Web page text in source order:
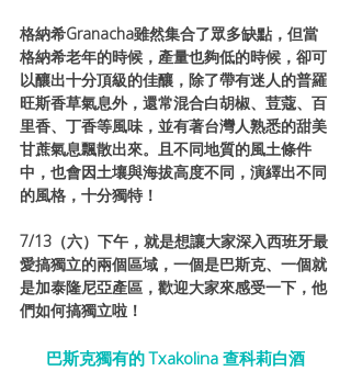
格納希Granacha雖然集合了眾多缺點，但當
格納希老年的時候，產量也夠低的時候，卻可
以釀出十分頂級的佳釀，除了帶有迷人的普羅
旺斯香草氣息外，還常混合白胡椒、荳蔻、百
里香、丁香等風味，並有著台灣人熟悉的甜美
甘蔗氣息飄散出來。且不同地質的風土條件
中，也會因土壤與海拔高度不同，演繹出不同
的風格，十分獨特！
7/13（六）下午，就是想讓大家深入西班牙最
愛搞獨立的兩個區域，一個是巴斯克、一個就
是加泰隆尼亞產區，歡迎大家來感受一下，他
們如何搞獨立啦！
巴斯克獨有的 Txakolina 查科莉白酒